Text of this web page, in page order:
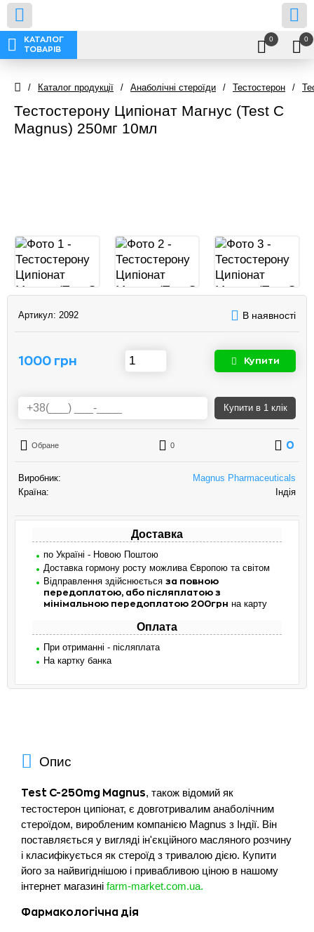
КАТАЛОГ
ТОВАРІВ
0 0
/ Каталог продукції / Анаболічні стероїди / Тестостерон /
Тестостерону Ципіонат Магнус (Test C
Magnus) 250мг 10мл
Артикул: 2092 В наявності
1000 грн Купити
Купити в 1 клік
Обране 0 0
Виробник:
Magnus Pharmaceuticals
Країна:
Індія
Доставка
по Україні - Новою Поштою
Доставка гормону росту можлива Європою та світом
Відправлення здійснюється за повною
передоплатою, або післяплатою з
мінімальною передоплатою 200грн на карту
Оплата
При отриманні - післяплата
На картку банка
Опис
Test C-250mg Magnus, також відомий як
тестостерон ципіонат, є довготривалим анаболічним
стероїдом, виробленим компанією Magnus з Індії. Він
поставляється у вигляді ін'єкційного масляного розчину
і класифікується як стероїд з тривалою дією. Купити
його за найвигіднішою і привабливою ціною в нашому
інтернет магазині farm-market.com.ua.
Фармакологічна дія